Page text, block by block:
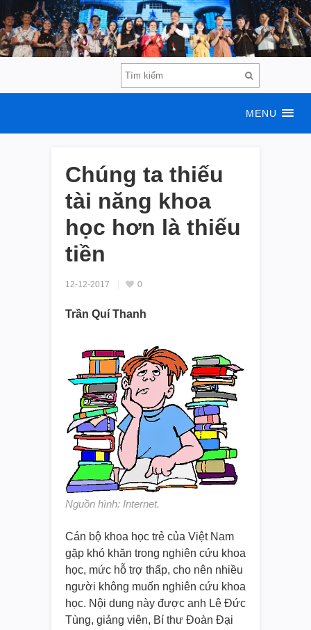
MENU
Chúng ta thiếu
tài năng khoa
học hơn là thiếu
tiền
12-12-2017 0
Trần Quí Thanh
Nguồn hình: Internet.
Cán bộ khoa học trẻ của Việt Nam
gặp khó khăn trong nghiên cứu khoa
học, mức hỗ trợ thấp, cho nên nhiều
người không muốn nghiên cứu khoa
học. Nội dung này được anh Lê Đức
Tùng, giảng viên, Bí thư Đoàn Đại